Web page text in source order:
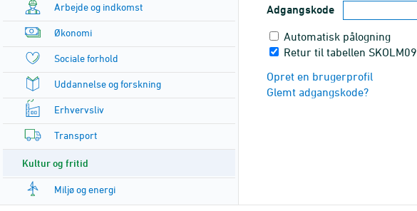
Arbejde og indkomst
Økonomi
Sociale forhold
Uddannelse og forskning
Erhvervsliv
Transport
Kultur og fritid
Miljø og energi
Adgangskode
Automatisk pålogning
Retur til tabellen SKOLM09
Opret en brugerprofil
Glemt adgangskode?